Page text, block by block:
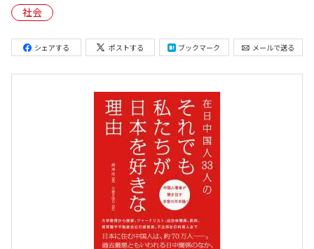
社会
シェアする ポストする ブックマーク メールで送る